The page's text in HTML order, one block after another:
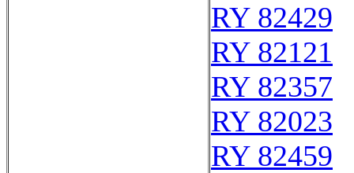
RY 82429
RY 82121
RY 82357
RY 82023
RY 82459